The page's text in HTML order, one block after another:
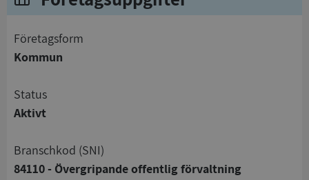
företagsform
Kommun
status
Aktivt
branschkod (SNI)
84110 - Övergripande offentlig förvaltning